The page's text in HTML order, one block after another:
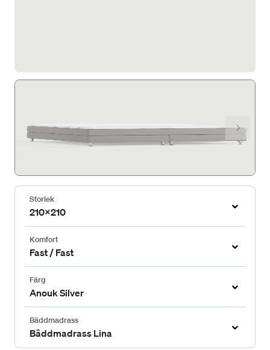
Storlek
210x210
Komfort
Fast / Fast
Färg
Anouk Silver
Bäddmadrass
Bäddmadrass Lina